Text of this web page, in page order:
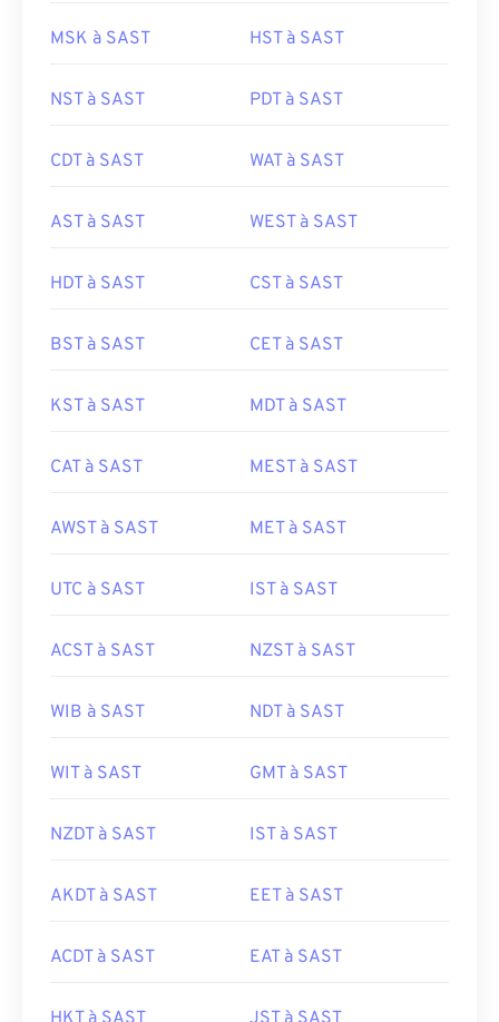
MSK à SAST HST à SAST
NST à SAST PDT à SAST
CDT à SAST WAT à SAST
AST à SAST WEST à SAST
HDT à SAST CST à SAST
BST à SAST CET à SAST
KST à SAST MDT à SAST
CAT à SAST MEST à SAST
AWST à SAST MET à SAST
UTC à SAST IST à SAST
ACST à SAST NZST à SAST
WIB à SAST NDT à SAST
WIT à SAST GMT à SAST
NZDT à SAST IST à SAST
AKDT à SAST EET à SAST
ACDT à SAST EAT à SAST